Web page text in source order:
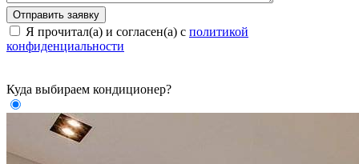
Я прочитал(а) и согласен(а) с политикой
конфиденциальности
Куда выбираем кондиционер?